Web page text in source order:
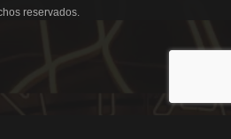
reservados.